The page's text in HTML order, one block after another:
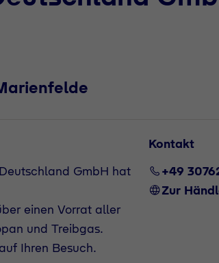
GmbH hat
einen Vorrat aller
und Treibgas.
Ihren Besuch.
Kontakt
+49
Zur